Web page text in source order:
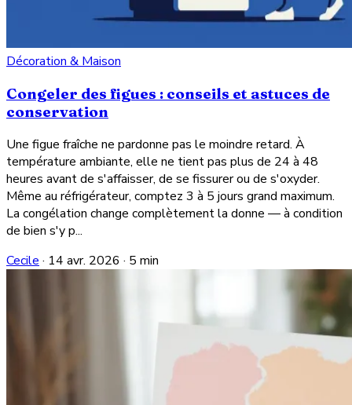
Décoration & Maison
Congeler des figues : conseils et astuces de
conservation
Une figue fraîche ne pardonne pas le moindre retard. À
température ambiante, elle ne tient pas plus de 24 à 48
heures avant de s'affaisser, de se fissurer ou de s'oxyder.
Même au réfrigérateur, comptez 3 à 5 jours grand maximum.
La congélation change complètement la donne — à condition
de bien s'y p...
Cecile · 14 avr. 2026 · 5 min